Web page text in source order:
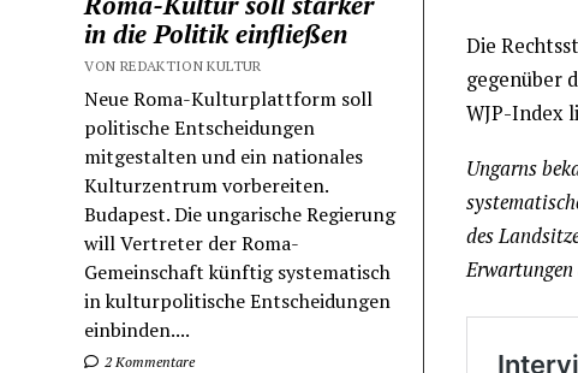
in die Politik einfließen
VON REDAKTION KULTUR
Neue Roma-Kulturplattform soll
politische Entscheidungen
mitgestalten und ein nationales
Kulturzentrum vorbereiten.
Budapest. Die ungarische Regierung
will Vertreter der Roma-
Gemeinschaft künftig systematisch
in kulturpolitische Entscheidungen
einbinden....
2 Kommentare
Die
gegenüber
WJP-Index
Ungarns
des